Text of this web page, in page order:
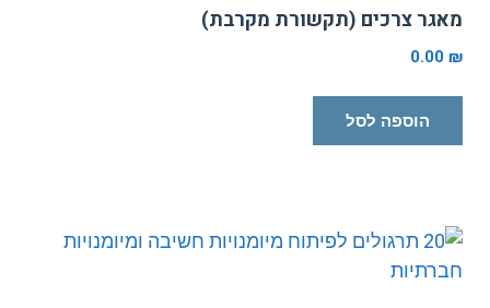
צרכים (תקשורת מקרבת)
0.00
הוספה לסל